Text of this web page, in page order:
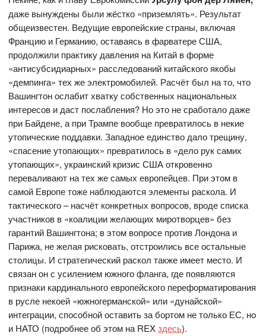
даже вынуждены были жёстко «приземлять». Результат
общеизвестен. Ведущие европейские страны, включая
Францию и Германию, оставаясь в фарватере США,
продолжили практику давления на Китай в форме
«антисубсидиарных» расследований китайского якобы
«демпинга» тех же электромобилей. Расчёт был на то, что
Вашингтон ослабит хватку собственных национальных
интересов и даст послабления? Но это не сработало даже
при Байдене, а при Трампе вообще превратилось в некие
утопические поддавки. Западное единство дало трещину,
«спасение утопающих» превратилось в «дело рук самих
утопающих», украинский кризис США откровенно
переваливают на тех же самых европейцев. При этом в
самой Европе тоже наблюдаются элементы раскола. И
тактического – насчёт конкретных вопросов, вроде списка
участников в «коалиции желающих миротворцев» без
гарантий Вашингтона; в этом вопросе против Лондона и
Парижа, не желая рисковать, отстроились все остальные
столицы. И стратегический раскол также имеет место. И
связан он с усилением южного фланга, где появляются
признаки кардинального европейского переформатирования
в русле некоей «южногерманской» или «дунайской»
интеграции, способной оставить за бортом не только ЕС, но
и НАТО (подробнее об этом на REXздесь).